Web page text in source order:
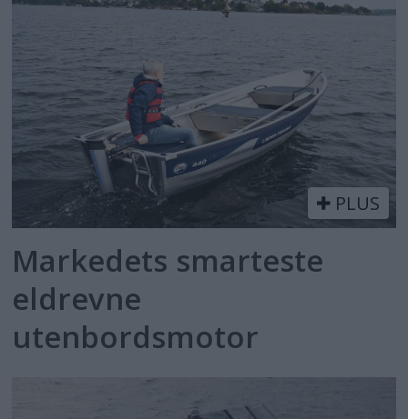
PLUS
Markedets smarteste
eldrevne
utenbordsmotor